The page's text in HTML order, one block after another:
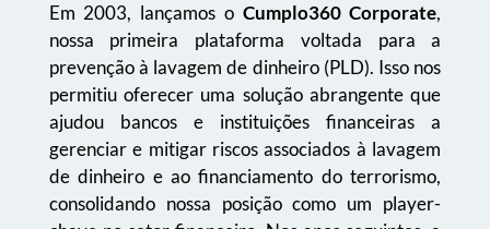
Em 2003, lançamos o Cumplo360 Corporate,
nossa primeira plataforma voltada para a
prevenção à lavagem de dinheiro (PLD). Isso nos
permitiu oferecer uma solução abrangente que
ajudou bancos e instituições financeiras a
gerenciar e mitigar riscos associados à lavagem
de dinheiro e ao financiamento do terrorismo,
consolidando nossa posição como um player-